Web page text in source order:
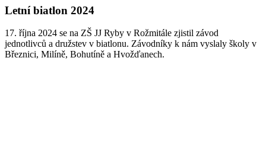
Letní biatlon 2024
17. října 2024 se na ZŠ JJ Ryby v Rožmitále zjistil závod
jednotlivců a družstev v biatlonu. Závodníky k nám vyslaly školy v
Březnici, Milíně, Bohutíně a Hvožďanech.